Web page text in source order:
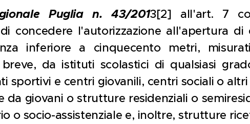
Puglia n. 43/2013[2] all'art. 7
concedere l'autorizzazione all'apertura di
inferiore a cinquecento metri,
da istituti scolastici di qualsiasi
sportivi e centri giovanili, centri sociali o
da giovani o strutture residenziali o
o socio-assistenziale e, inoltre, strutture